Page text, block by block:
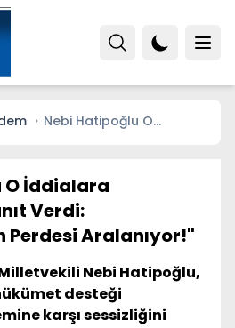
Nebi Hatipoğlu O
Perdesi Aralanıyor!"
O İddialara
Verdi:
Perdesi Aralanıyor!"
Nebi Hatipoğlu,
desteği
karşı sessizliğini